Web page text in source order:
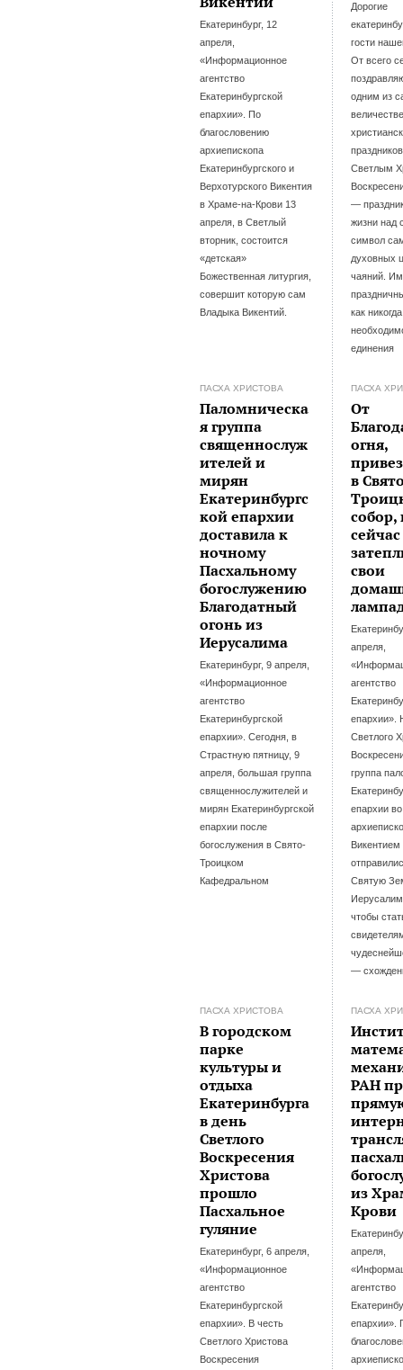
Екатеринбург, 12
апреля,
«Информационное
агентство
Екатеринбургской
епархии». По
благословению
архиепископа
Екатеринбургского и
Верхотурского Викентия
в Храме-на-Крови 13
апреля, в Светлый
вторник, состоится
«детская»
Божественная литургия,
совершит которую сам
Владыка Викентий.
Дорогие
гости
От всего
одним из
Светлым
—
жизни над
символ
духовных
чаяний.
как
единения
ПАСХА ХРИСТОВА
Паломническа
я группа
священнослуж
ителей и
мирян
Екатеринбургс
кой епархии
доставила к
ночному
Пасхальному
богослужению
Благодатный
огонь из
Иерусалима
Екатеринбург, 9 апреля,
«Информационное
агентство
Екатеринбургской
епархии». Сегодня, в
Страстную пятницу, 9
апреля, большая группа
священнослужителей и
мирян Екатеринбургской
епархии после
богослужения в Свято-
Троицком
Кафедральном
ПАСХА
От
огня,
в
собор,
свои
апреля,
агентство
епархии».
Светлого
группа
епархии
Викентием
Святую
чтобы
—
ПАСХА ХРИСТОВА
В городском
парке
культуры и
отдыха
Екатеринбурга
в день
Светлого
Воскресения
Христова
прошло
Пасхальное
гуляние
Екатеринбург, 6 апреля,
«Информационное
агентство
Екатеринбургской
епархии». В честь
Светлого Христова
Воскресения
ПАСХА
РАН
из
Крови
апреля,
агентство
епархии».